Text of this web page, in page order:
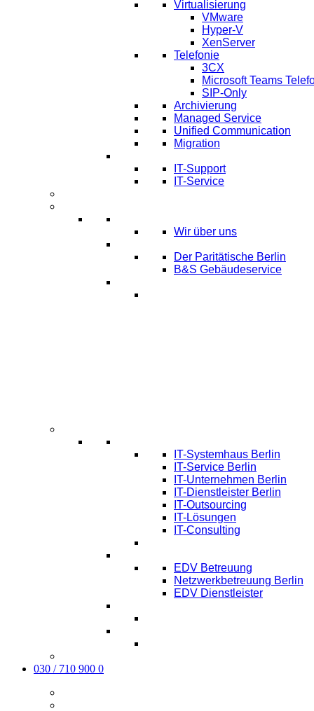
Virtualisierung
VMware
Hyper-V
XenServer
Telefonie
3CX
Microsoft Teams
SIP-Only
Archivierung
Managed Service
Unified Communication
Migration
IT-Support
IT-Service
Wir über uns
Der Paritätische Berlin
B&S Gebäudeservice
IT-Systemhaus Berlin
IT-Service Berlin
IT-Unternehmen Berlin
IT-Dienstleister Berlin
IT-Outsourcing
IT-Lösungen
IT-Consulting
EDV Betreuung
Netzwerkbetreuung Berlin
EDV Dienstleister
030 / 710 900 0